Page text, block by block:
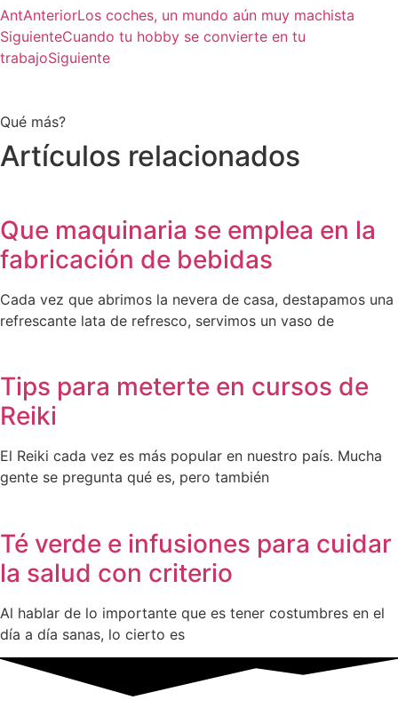
AntAnteriorLos coches, un mundo aún muy machista
SiguienteCuando tu hobby se convierte en tu
trabajoSiguiente
Qué más?
Artículos relacionados
Que maquinaria se emplea en la
fabricación de bebidas
Cada vez que abrimos la nevera de casa, destapamos una
refrescante lata de refresco, servimos un vaso de
Tips para meterte en cursos de
Reiki
El Reiki cada vez es más popular en nuestro país. Mucha
gente se pregunta qué es, pero también
Té verde e infusiones para cuidar
la salud con criterio
Al hablar de lo importante que es tener costumbres en el
día a día sanas, lo cierto es